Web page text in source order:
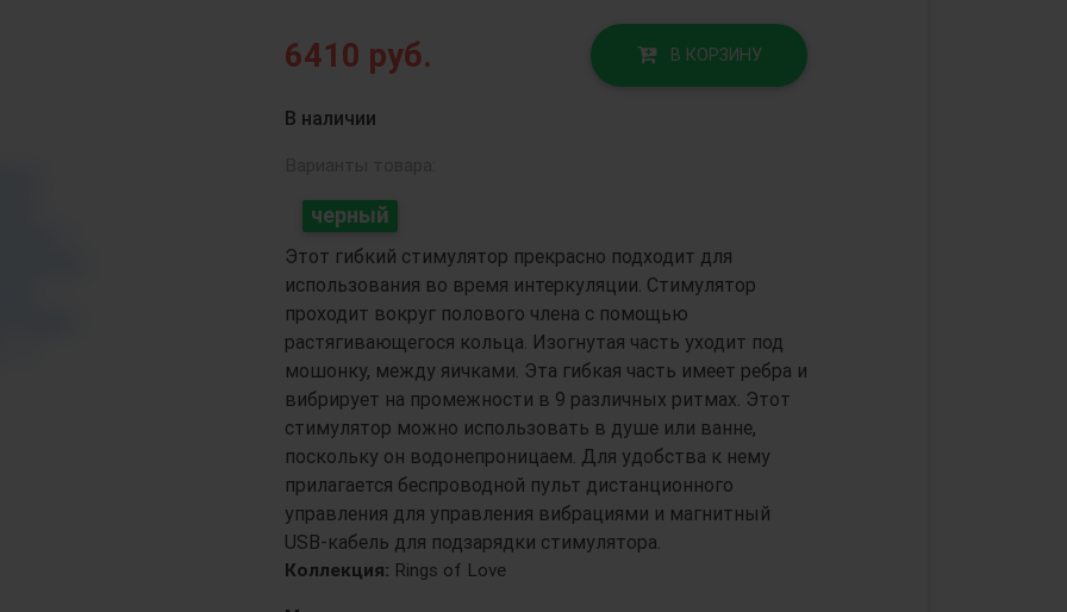
6410 руб. В КОРЗИНУ
В наличии
черный
Этот гибкий стимулятор прекрасно подходит для
использования во время интеркуляции. Стимулятор
проходит вокруг полового члена с помощью
растягивающегося кольца. Изогнутая часть уходит под
мошонку, между яичками. Эта гибкая часть имеет ребра и
вибрирует на промежности в 9 различных ритмах. Этот
стимулятор можно использовать в душе или ванне,
поскольку он водонепроницаем. Для удобства к нему
прилагается беспроводной пульт дистанционного
управления для управления вибрациями и магнитный
USB-кабель для подзарядки стимулятора.
Коллекция: Rings of Love